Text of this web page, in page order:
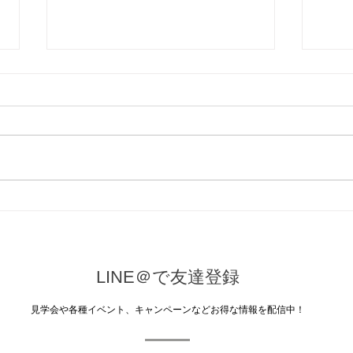
お知らせ
こんにちは★ 気温が下がり、よ
た。 今年は涼しくなるのが遅
ませんよう、お気をつけくださ
LINE＠で友達登録
​見学会や各種イベント、キャンペーンなどお得な情報を配信中！